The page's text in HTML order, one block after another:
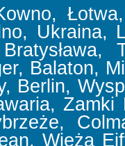
Ukraina,
Balaton,
Berlin,
Wieża